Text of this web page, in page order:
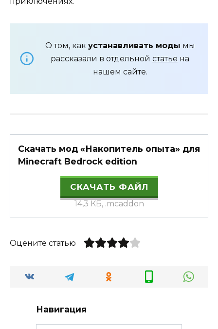
О том, как устанавливать моды мы
рассказали в отдельной статье на
нашем сайте.
Скачать мод «Накопитель опыта» для
Minecraft Bedrock edition
СКАЧАТЬ ФАЙЛ
14,3 КБ, .mcaddon
Оцените статью
Навигация